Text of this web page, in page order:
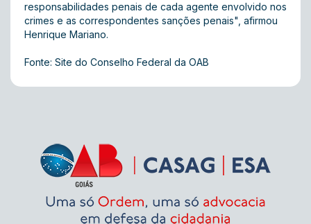
responsabilidades penais de cada agente envolvido nos
crimes e as correspondentes sanções penais", afirmou
Henrique Mariano.
Fonte: Site do Conselho Federal da OAB